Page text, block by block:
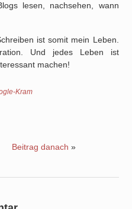
lesen, nachsehen, wann
ist somit mein Leben.
Und jedes Leben ist
machen!
Kram
Beitrag danach »